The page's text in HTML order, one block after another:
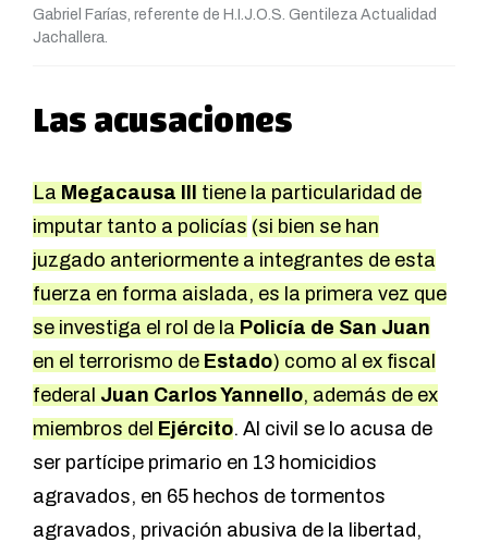
Gabriel Farías, referente de H.I.J.O.S. Gentileza Actualidad
Jachallera.
Las acusaciones
La Megacausa III tiene la particularidad de
imputar tanto a policías (si bien se han
juzgado anteriormente a integrantes de esta
fuerza en forma aislada, es la primera vez que
se investiga el rol de la Policía de San Juan
en el terrorismo de Estado) como al ex fiscal
federal Juan Carlos Yannello, además de ex
miembros del Ejército. Al civil se lo acusa de
ser partícipe primario en 13 homicidios
agravados, en 65 hechos de tormentos
agravados, privación abusiva de la libertad,